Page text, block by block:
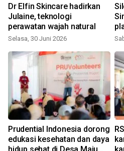
Dr Elfin Skincare hadirkan
Julaine, teknologi
perawatan wajah natural
Selasa, 30 Juni 2026
Prudential Indonesia dorong
edukasi kesehatan dan daya